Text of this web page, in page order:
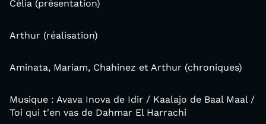
Célia (présentation)
Arthur (réalisation)
Aminata, Mariam, Chahinez et Arthur (chroniques)
Musique : Avava Inova de Idir / Kaalajo de Baal Maal /
Toi qui t'en vas de Dahmar El Harrachi